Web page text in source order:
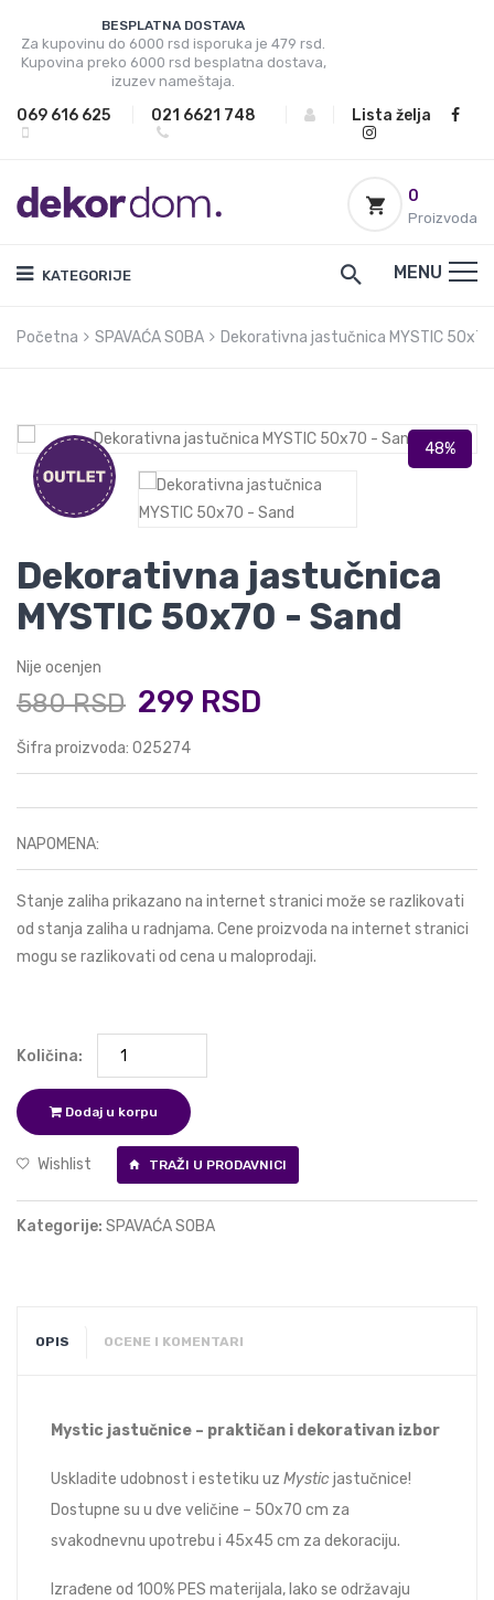
BESPLATNA DOSTAVA
Za kupovinu do 6000 rsd isporuka je 479 rsd.
Kupovina preko 6000 rsd besplatna dostava,
izuzev nameštaja.
069 616 625 021 6621 748 Lista želja
0
Proizvoda
KATEGORIJE MENU
Početna SPAVAĆA SOBA Dekorativna jastučnica MYSTIC
Dekorativna jastučnica
MYSTIC 50x70 - Sand
Nije ocenjen
580 RSD 299 RSD
Šifra proizvoda: 025274
NAPOMENA:
Stanje zaliha prikazano na internet stranici može se razlikovati
od stanja zaliha u radnjama. Cene proizvoda na internet stranici
mogu se razlikovati od cena u maloprodaji.
Količina:
Dodaj u korpu
Wishlist TRAŽI U PRODAVNICI
Kategorije: SPAVAĆA SOBA
OPIS OCENE I KOMENTARI
Mystic jastučnice – praktičan i dekorativan izbor
Uskladite udobnost i estetiku uz Mysticjastučnice!
Dostupne su u dve veličine – 50x70 cm za
svakodnevnu upotrebu i 45x45 cm za dekoraciju.
Izrađene od 100% PES materijala, lako se održavaju